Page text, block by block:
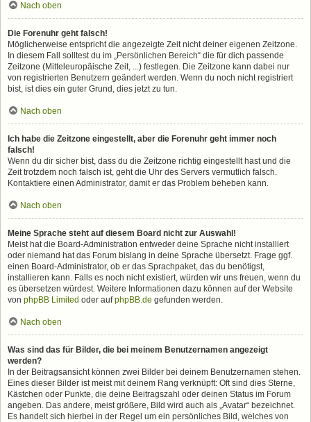
Nach oben
Die Forenuhr geht falsch!
Möglicherweise entspricht die angezeigte Zeit nicht deiner eigenen Zeitzone.
In diesem Fall solltest du im „Persönlichen Bereich“ die für dich passende
Zeitzone (Mitteleuropäische Zeit, ...) festlegen. Die Zeitzone kann dabei nur
von registrierten Benutzern geändert werden. Wenn du noch nicht registriert
bist, ist dies ein guter Grund, dies jetzt zu tun.
Nach oben
Ich habe die Zeitzone eingestellt, aber die Forenuhr geht immer noch
falsch!
Wenn du dir sicher bist, dass du die Zeitzone richtig eingestellt hast und die
Zeit trotzdem noch falsch ist, geht die Uhr des Servers vermutlich falsch.
Kontaktiere einen Administrator, damit er das Problem beheben kann.
Nach oben
Meine Sprache steht auf diesem Board nicht zur Auswahl!
Meist hat die Board-Administration entweder deine Sprache nicht installiert
oder niemand hat das Forum bislang in deine Sprache übersetzt. Frage ggf.
einen Board-Administrator, ob er das Sprachpaket, das du benötigst,
installieren kann. Falls es noch nicht existiert, würden wir uns freuen, wenn du
es übersetzen würdest. Weitere Informationen dazu können auf der Website
von phpBB Limited oder aufphpBB.de gefunden werden.
Nach oben
Was sind das für Bilder, die bei meinem Benutzernamen angezeigt
werden?
In der Beitragsansicht können zwei Bilder bei deinem Benutzernamen stehen.
Eines dieser Bilder ist meist mit deinem Rang verknüpft: Oft sind dies Sterne,
Kästchen oder Punkte, die deine Beitragszahl oder deinen Status im Forum
angeben. Das andere, meist größere, Bild wird auch als „Avatar“ bezeichnet.
Es handelt sich hierbei in der Regel um ein persönliches Bild, welches von